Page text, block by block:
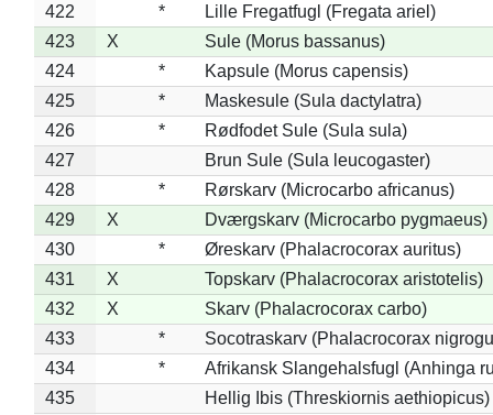
422
*
Lille Fregatfugl (Fregata ariel)
423
X
Sule (Morus bassanus)
424
*
Kapsule (Morus capensis)
425
*
Maskesule (Sula dactylatra)
426
*
Rødfodet Sule (Sula sula)
427
Brun Sule (Sula leucogaster)
428
*
Rørskarv (Microcarbo africanus)
429
X
Dværgskarv (Microcarbo pygmaeus)
430
*
Øreskarv (Phalacrocorax auritus)
431
X
Topskarv (Phalacrocorax aristotelis)
432
X
Skarv (Phalacrocorax carbo)
433
*
Socotraskarv (Phalacrocorax
434
*
Afrikansk Slangehalsfugl (Anhinga
435
Hellig Ibis (Threskiornis aethiopicus)